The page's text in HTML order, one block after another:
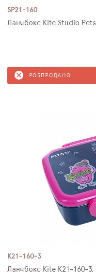
SP21-160
Ланчбокс Kite Studio
РОЗПРОДАНО
K21-160-3
Ланчбокс Kite K21-160-3,